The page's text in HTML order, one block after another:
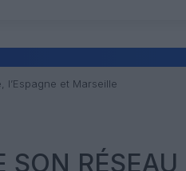
et Marseille
SON RÉSEAU